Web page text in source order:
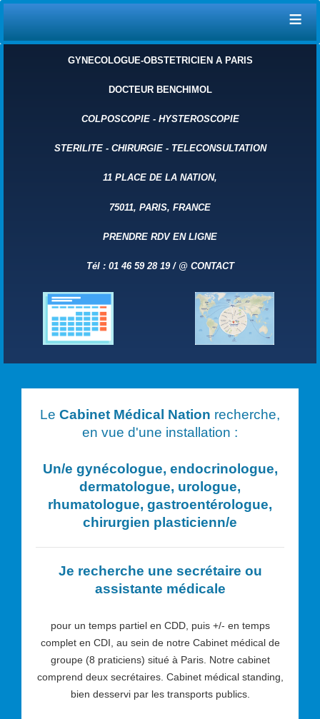
≡
GYNECOLOGUE-OBSTETRICIEN A PARIS
DOCTEUR BENCHIMOL
COLPOSCOPIE- HYSTEROSCOPIE
STERILITE- CHIRURGIE- TELECONSULTATION
11 PLACE DE LA NATION,
75011, PARIS, FRANCE
PRENDRE RDV EN LIGNE
Tél : 01 46 59 28 19 / @ CONTACT
Le Cabinet Médical Nation recherche,
en vue d'une installation :
Un/e gynécologue, endocrinologue,
dermatologue, urologue,
rhumatologue, gastroentérologue,
chirurgien plasticienn/e
Je recherche une secrétaire ou
assistante médicale
pour un temps partiel en CDD, puis +/- en temps
complet en CDI, au sein de notre Cabinet médical de
groupe (8 praticiens) situé à Paris. Notre cabinet
comprend deux secrétaires. Cabinet médical standing,
bien desservi par les transports publics.